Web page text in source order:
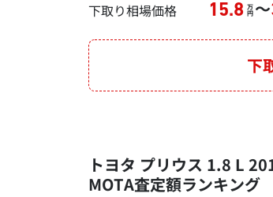
下取り相場価格 15.8 万
円 ～
下
トヨタ プリウス 1.8 L
MOTA査定額ランキング